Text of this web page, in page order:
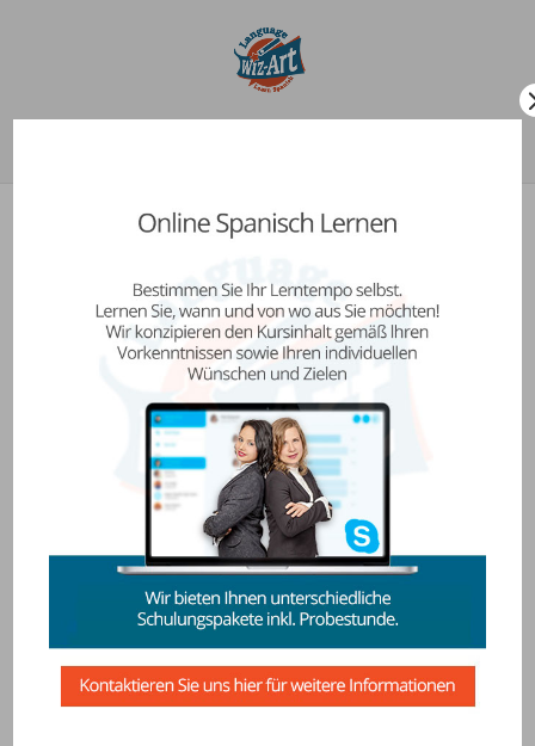
My account
Contraseña*
Recuérdame
Acceder
¿Olvidaste la contraseña?